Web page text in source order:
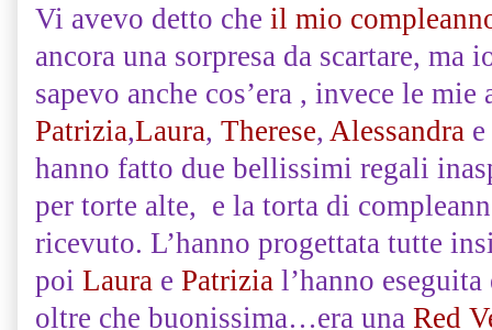
Vi avevo detto che il mio
ancora una sorpresa da scartare, ma
sapevo anche cos’era , invece le
Patrizia,Laura, Therese, Alessandra e
hanno fatto due bellissimi regali
per torte alte, e la torta di
ricevuto. L’hanno progettata tutte
poi Laura e Patrizia l’hanno
oltre che buonissima…era una Red